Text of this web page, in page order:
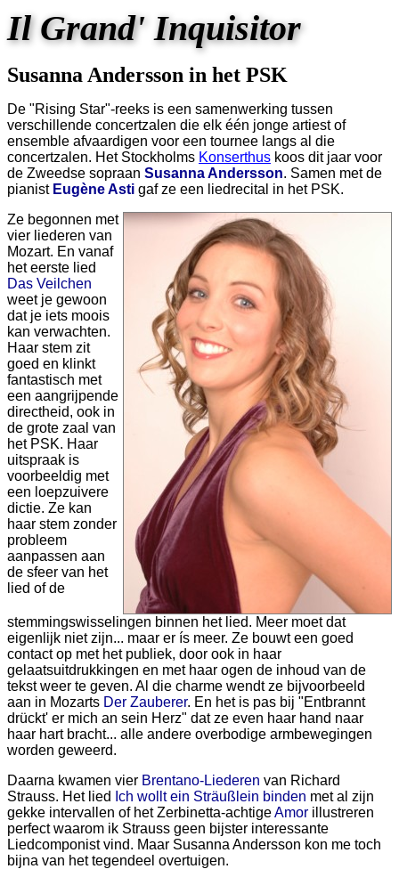
Il Grand' Inquisitor
Susanna Andersson in het PSK
De "Rising Star"-reeks is een samenwerking tussen
verschillende concertzalen die elk één jonge artiest of
ensemble afvaardigen voor een tournee langs al die
concertzalen. Het Stockholms Konserthus koos dit jaar voor
de Zweedse sopraan Susanna Andersson. Samen met de
pianist Eugène Asti gaf ze een liedrecital in het PSK.
Ze begonnen met
vier liederen van
Mozart. En vanaf
het eerste lied
Das Veilchen
weet je gewoon
dat je iets moois
kan verwachten.
Haar stem zit
goed en klinkt
fantastisch met
een aangrijpende
directheid, ook in
de grote zaal van
het PSK. Haar
uitspraak is
voorbeeldig met
een loepzuivere
dictie. Ze kan
haar stem zonder
probleem
aanpassen aan
de sfeer van het
lied of de
stemmingswisselingen binnen het lied. Meer moet dat
eigenlijk niet zijn... maar er ís meer. Ze bouwt een goed
contact op met het publiek, door ook in haar
gelaatsuitdrukkingen en met haar ogen de inhoud van de
tekst weer te geven. Al die charme wendt ze bijvoorbeeld
aan in Mozarts Der Zauberer. En het is pas bij "Entbrannt
drückt' er mich an sein Herz" dat ze even haar hand naar
haar hart bracht... alle andere overbodige armbewegingen
worden geweerd.
Daarna kwamen vier Brentano-Liederen van Richard
Strauss. Het lied Ich wollt ein Sträußlein binden met al zijn
gekke intervallen of het Zerbinetta-achtigeAmor illustreren
perfect waarom ik Strauss geen bijster interessante
Liedcomponist vind. Maar Susanna Andersson kon me toch
bijna van het tegendeel overtuigen.